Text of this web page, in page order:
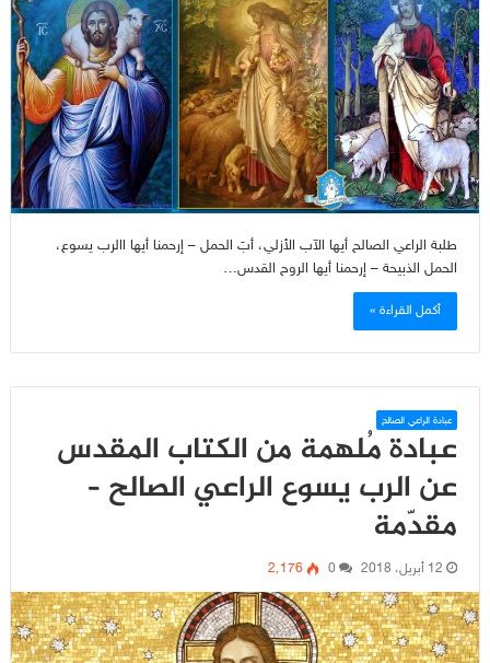
طلبة الراعي الصالح أيها الآب الأزلي، أبَ الحمل – إرحمنا أيها االرب يسوع،
الحمل الذبيحة – إرحمنا أيها الروح القدس…
أكمل القراءة »
عبادة الراعي الصالح
عبادة مُلهمة من الكتاب المقدس
عن الرب يسوع الراعي الصالح –
مقدّمة
12 أبريل، 2018 0 2٬176